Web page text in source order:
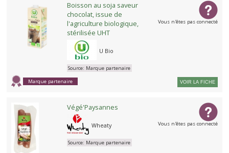
Boisson au soja saveur
chocolat, issue de
l'agriculture biologique,
stérilisée UHT
U Bio
Marque partenaire
Source: Marque partenaire
Vous n'êtes pas connecté
VOIR LA FICHE
Végé'Paysannes
Wheaty
Source: Marque partenaire
Vous n'êtes pas connecté